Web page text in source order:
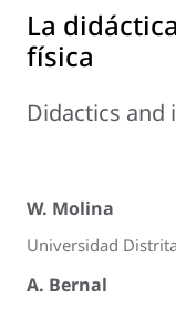
La
física
Didactics and
W. Molina
Universidad
A. Bernal